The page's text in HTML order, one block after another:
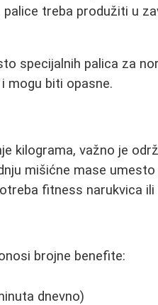
treba produžiti u
specijalnih palica za
mogu biti opasne.
kilograma, važno je
mišićne mase
fitness narukvica
brojne benefite:
dnevno)